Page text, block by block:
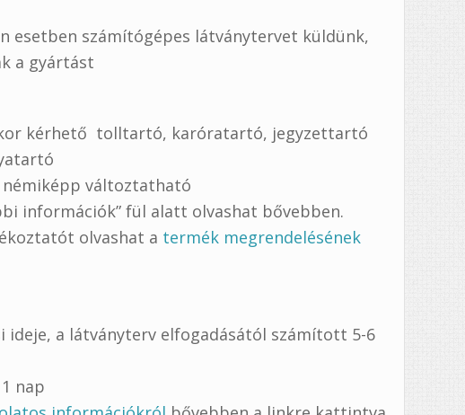
esetben számítógépes látványtervet küldünk,
a gyártást
kérhető tolltartó, karóratartó, jegyzettartó
változtatható
információk” fül alatt olvashat bővebben.
olvashat a termék megrendelésének
ideje, a látványterv elfogadásától számított 5-6
nap